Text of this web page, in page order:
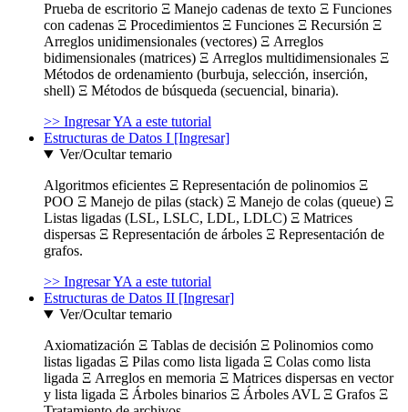
Prueba de escritorio Ξ Manejo cadenas de texto Ξ Funciones
con cadenas Ξ Procedimientos Ξ Funciones Ξ Recursión Ξ
Arreglos unidimensionales (vectores) Ξ Arreglos
bidimensionales (matrices) Ξ Arreglos multidimensionales Ξ
Métodos de ordenamiento (burbuja, selección, inserción,
shell) Ξ Métodos de búsqueda (secuencial, binaria).
>> Ingresar YA a este tutorial
Estructuras de Datos I [Ingresar]
Ver/Ocultar temario
Algoritmos eficientes Ξ Representación de polinomios Ξ
POO Ξ Manejo de pilas (stack) Ξ Manejo de colas (queue) Ξ
Listas ligadas (LSL, LSLC, LDL, LDLC) Ξ Matrices
dispersas Ξ Representación de árboles Ξ Representación de
grafos.
>> Ingresar YA a este tutorial
Estructuras de Datos II [Ingresar]
Ver/Ocultar temario
Axiomatización Ξ Tablas de decisión Ξ Polinomios como
listas ligadas Ξ Pilas como lista ligada Ξ Colas como lista
ligada Ξ Arreglos en memoria Ξ Matrices dispersas en vector
y lista ligada Ξ Árboles binarios Ξ Árboles AVL Ξ Grafos Ξ